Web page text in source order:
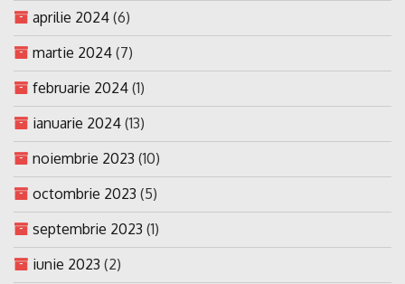
aprilie 2024 (6)
martie 2024 (7)
februarie 2024 (1)
ianuarie 2024 (13)
noiembrie 2023 (10)
octombrie 2023 (5)
septembrie 2023 (1)
iunie 2023 (2)